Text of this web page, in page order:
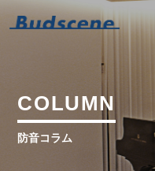
COLUMN
防音コラム